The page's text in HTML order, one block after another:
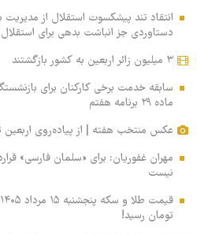
انتقاد تند پیشکسوت استقلال از مدیریت
دستاوردی جز انباشت بدهی برای
۳ میلیون زائر اربعین به کشور بازگشتند
سابقه خدمت برخی کارکنان برای
ماده ۲۹ برنامه هفتم
عکس منتخب هفته | از پیاده‌روی اربعین
مهران غفوریان: برای «سلمان فارسی»
نیست
تومان رسید!